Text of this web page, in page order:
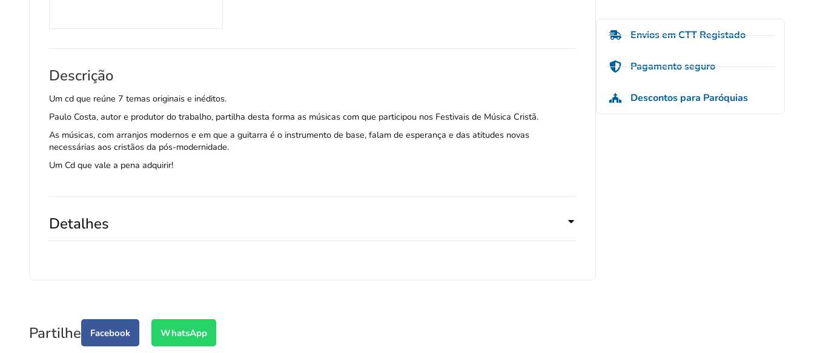
Descrição
Um cd que reúne 7 temas originais e inéditos.
Paulo Costa, autor e produtor do trabalho, partilha desta forma as músicas com que participou nos Festivais de Música Cristã.
As músicas, com arranjos modernos e em que a guitarra é o instrumento de base, falam de esperança e das atitudes novas
necessárias aos cristãos da pós-modernidade.
Um Cd que vale a pena adquirir!
Detalhes
Envios em CTT Registado
Pagamento seguro
Descontos para Paróquias
Partilhe Facebook WhatsApp